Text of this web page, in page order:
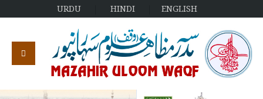
ENGLISH
HINDI
URDU